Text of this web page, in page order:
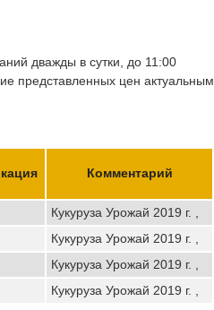
дважды в сутки, до 11:00
представленных цен актуальным
Комментарий
Кукуруза Урожай 2019 г. ,
Кукуруза Урожай 2019 г. ,
Кукуруза Урожай 2019 г. ,
Кукуруза Урожай 2019 г. ,